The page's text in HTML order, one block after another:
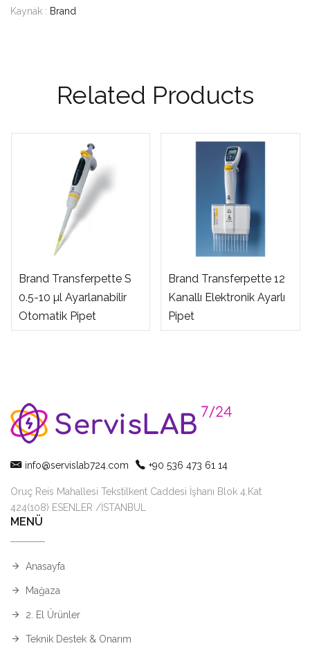
Kaynak : Brand
Related Products
Brand Transferpette S
0.5-10 µl Ayarlanabilir
Otomatik Pipet
Brand Transferpette 12
Kanallı Elektronik Ayarlı
Pipet
info@servislab724.com +90 536 473 61 14
Oruç Reis Mahallesi Tekstilkent Caddesi İşhanı Blok 4.Kat
424(108) ESENLER /İSTANBUL
MENÜ
Anasayfa
Mağaza
2. El Ürünler
Teknik Destek & Onarım